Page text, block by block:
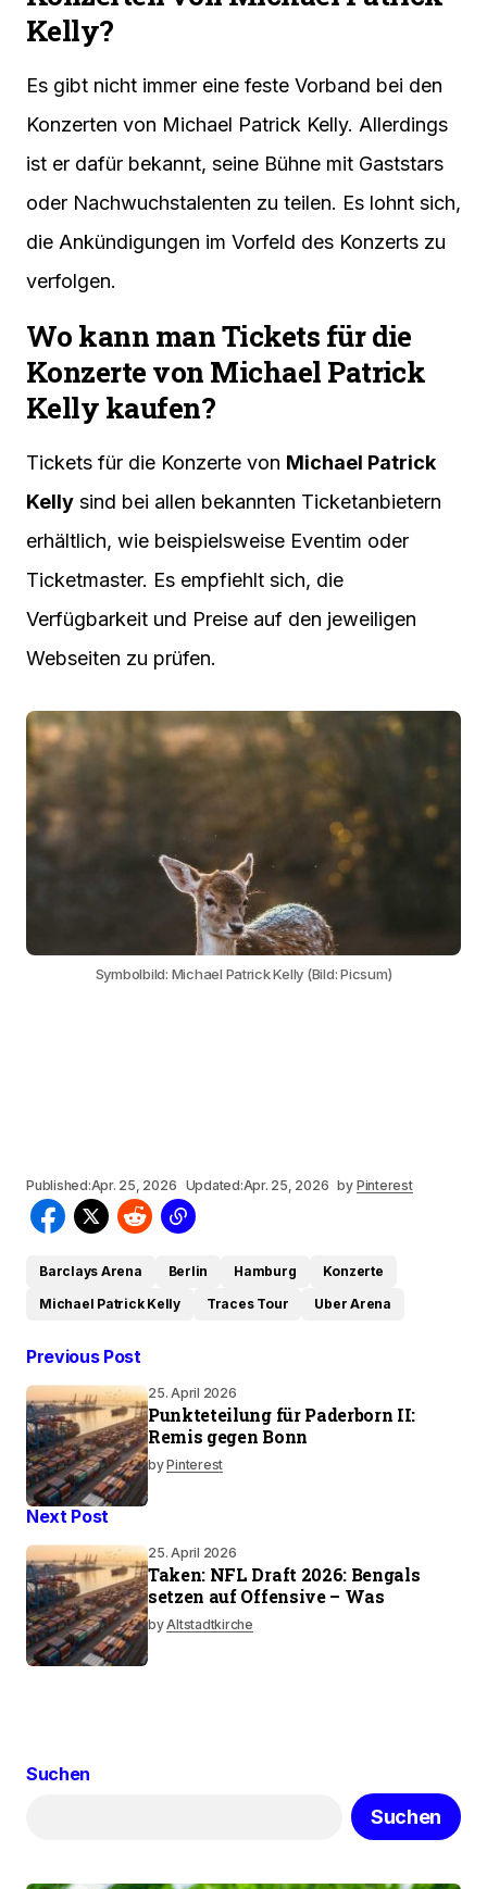
Kelly?
Es gibt nicht immer eine feste Vorband bei den
Konzerten von Michael Patrick Kelly. Allerdings
ist er dafür bekannt, seine Bühne mit Gaststars
oder Nachwuchstalenten zu teilen. Es lohnt sich,
die Ankündigungen im Vorfeld des Konzerts zu
verfolgen.
Wo kann man Tickets für die
Konzerte von Michael Patrick
Kelly kaufen?
Tickets für die Konzerte von Michael Patrick
Kelly sind bei allen bekannten Ticketanbietern
erhältlich, wie beispielsweise Eventim oder
Ticketmaster. Es empfiehlt sich, die
Verfügbarkeit und Preise auf den jeweiligen
Webseiten zu prüfen.
Symbolbild: Michael Patrick Kelly (Bild: Picsum)
Published:Apr. 25, 2026 Updated:Apr. 25, 2026 by Pinterest
Barclays Arena Berlin Hamburg
Konzerte
Michael Patrick Kelly
Traces Tour Uber Arena
Previous Post
25. April 2026
Punkteteilung für Paderborn II:
Remis gegen Bonn
byPinterest
Next Post
25. April 2026
Taken: NFL Draft 2026: Bengals
setzen auf Offensive – Was
byAltstadtkirche
Suchen
Suchen